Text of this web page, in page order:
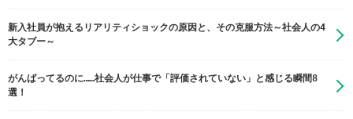
新入社員が抱えるリアリティショックの原因と、その克服方法～社会人の4
大タブー～
がんばってるのに……社会人が仕事で「評価されていない」と感じる瞬間8
選！